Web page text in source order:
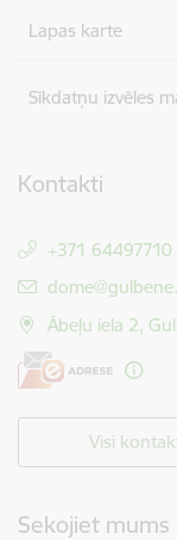
Lapas karte
Sīkdatņu izvēles
Kontakti
+371 64497710
E-pasts:
Ābeļu iela 2,
Visi
Sekojiet mums